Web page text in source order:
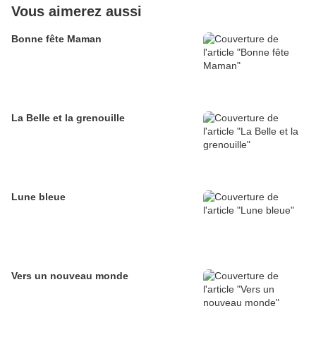
Vous aimerez aussi
Bonne fête Maman
La Belle et la grenouille
Lune bleue
Vers un nouveau monde